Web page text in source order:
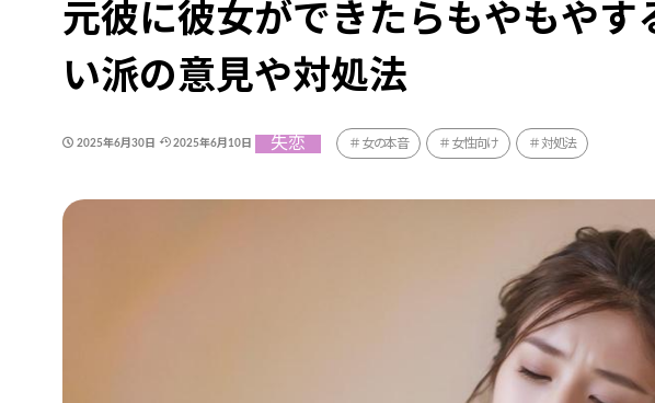
元彼に彼女ができたらもやもやす
い派の意見や対処法
2025年6月30日 2025年6月10日 失恋 女の本音 女性向け 対処法